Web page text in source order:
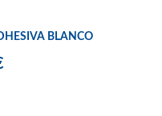
BLANCO